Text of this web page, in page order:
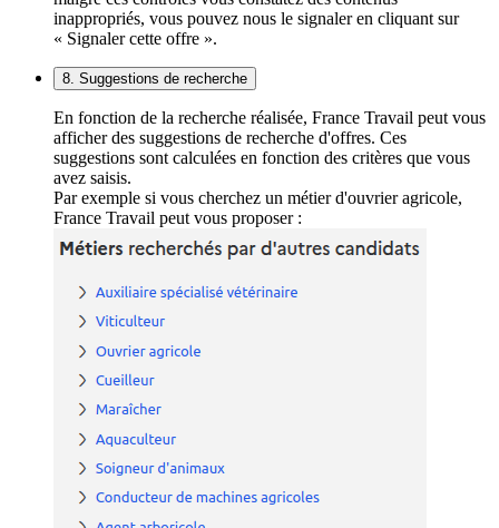
inappropriés, vous pouvez nous le signaler en cliquant sur
« Signaler cette offre ».
8. Suggestions de recherche
En fonction de la recherche réalisée, France Travail peut vous
afficher des suggestions de recherche d'offres. Ces
suggestions sont calculées en fonction des critères que vous
avez saisis.
Par exemple si vous cherchez un métier d'ouvrier agricole,
France Travail peut vous proposer :